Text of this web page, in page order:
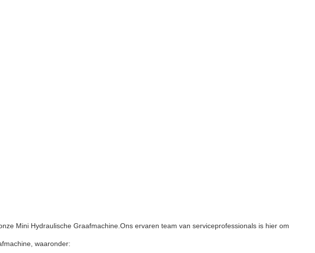
Mini Hydraulische Graafmachine.Ons ervaren team van serviceprofessionals is hier om
waaronder: